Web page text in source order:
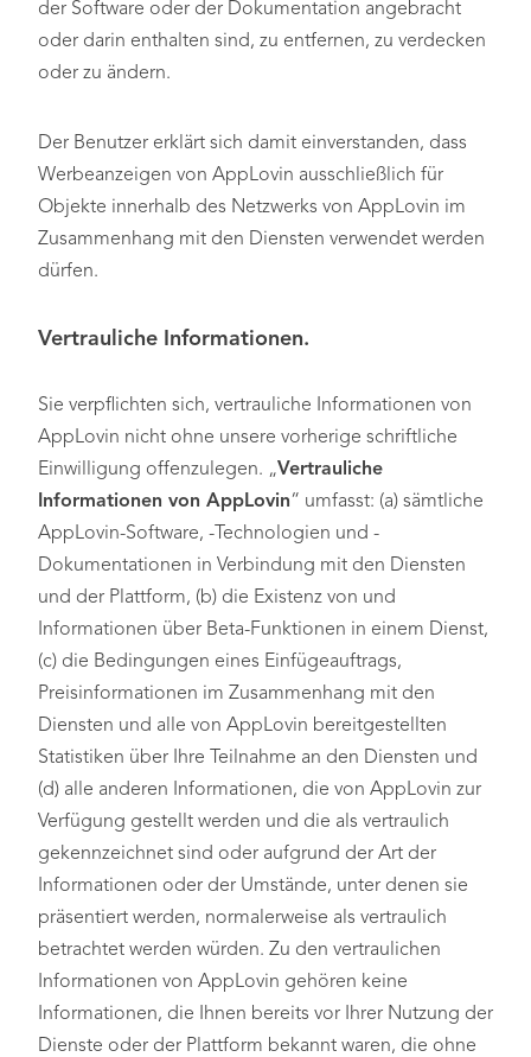
der Software oder der Dokumentation angebracht
oder darin enthalten sind, zu entfernen, zu verdecken
oder zu ändern.
Der Benutzer erklärt sich damit einverstanden, dass
Werbeanzeigen von AppLovin ausschließlich für
Objekte innerhalb des Netzwerks von AppLovin im
Zusammenhang mit den Diensten verwendet werden
dürfen.
Vertrauliche Informationen.
Sie verpflichten sich, vertrauliche Informationen von
AppLovin nicht ohne unsere vorherige schriftliche
Einwilligung offenzulegen. „Vertrauliche
Informationen von AppLovin“ umfasst: (a) sämtliche
AppLovin-Software, -Technologien und -
Dokumentationen in Verbindung mit den Diensten
und der Plattform, (b) die Existenz von und
Informationen über Beta-Funktionen in einem Dienst,
(c) die Bedingungen eines Einfügeauftrags,
Preisinformationen im Zusammenhang mit den
Diensten und alle von AppLovin bereitgestellten
Statistiken über Ihre Teilnahme an den Diensten und
(d) alle anderen Informationen, die von AppLovin zur
Verfügung gestellt werden und die als vertraulich
gekennzeichnet sind oder aufgrund der Art der
Informationen oder der Umstände, unter denen sie
präsentiert werden, normalerweise als vertraulich
betrachtet werden würden. Zu den vertraulichen
Informationen von AppLovin gehören keine
Informationen, die Ihnen bereits vor Ihrer Nutzung der
Dienste oder der Plattform bekannt waren, die ohne